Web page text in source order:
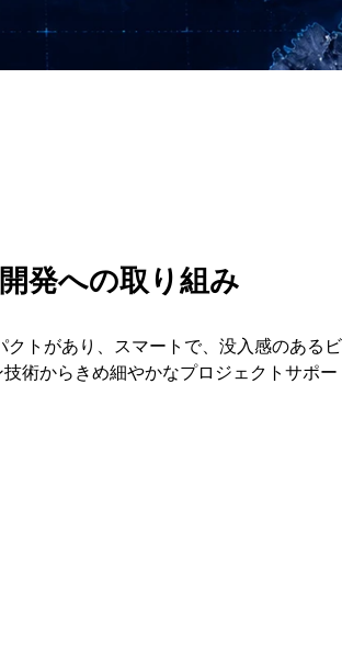
発への取り組み
トがあり、スマートで、没入感のある
術からきめ細やかなプロジェクトサポ